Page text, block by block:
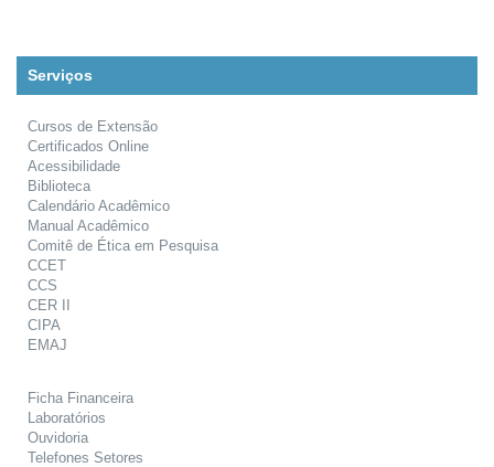
Serviços
Cursos de Extensão
Certificados Online
Acessibilidade
Biblioteca
Calendário Acadêmico
Manual Acadêmico
Comitê de Ética em Pesquisa
CCET
CCS
CER II
CIPA
EMAJ
Ficha Financeira
Laboratórios
Ouvidoria
Telefones Setores